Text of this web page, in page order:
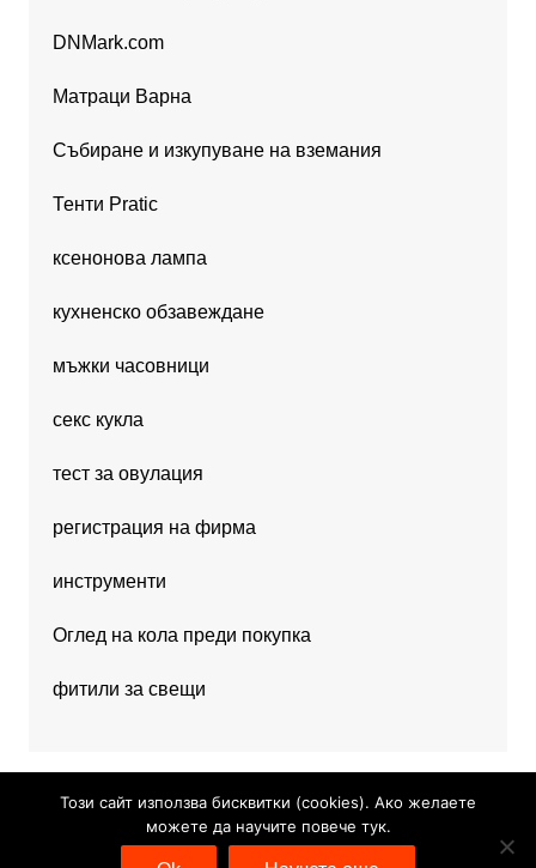
DNMark.com
Матраци Варна
Събиране и изкупуване на вземания
Тенти Pratic
ксенонова лампа
кухненско обзавеждане
мъжки часовници
секс кукла
тест за овулация
регистрация на фирма
инструменти
Оглед на кола преди покупка
фитили за свещи
Copyright © 2026 Hobby News. All rights reserved.
Този сайт използва бисквитки (cookies). Ако желаете
можете да научите повече тук.